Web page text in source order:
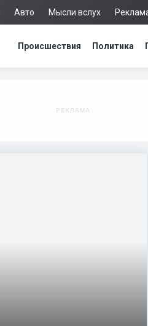
Авто Мысли вслух
Происшествия Политика